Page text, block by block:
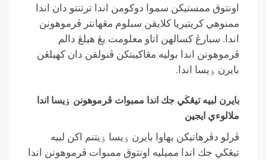
اونتوق ممستيكن سموا دوكومن اندا ترتنتو دان اندا
ممنوهي كريتيريا كلايقن سبلوم مڠهانتر ڤرموهونن
اندا. سبارڠ كسالهن اتاو معلومت يڠ هيلڠ دالم
ڤرموهونن اندا بوليه مڠاكيبتكن ڤنولقن دان كهيلڠن
بايرن ۏيسا اندا.
بايرن لبيه تيڠڬي جك اندا ممبوات ڤرموهونن ۏيسا اندا
ملالوءي ايجين
ڤرلو دڤرهاتيكن بهاوا بايرن ۏيسا ۏيتنم اكن لبيه
تيڠڬي جك اندا مميليه اونتوق ممبوات ڤرموهونن اندا